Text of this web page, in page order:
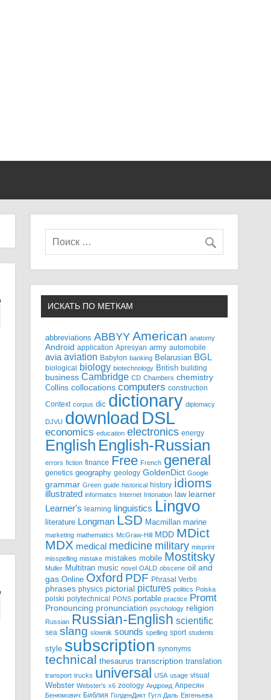
ИСКАТЬ ПО МЕТКАМ
abbreviations ABBYY American anatomy
Android application Apresyan army automobile
avia aviation Babylon banking Belarusian BGL
biological biology biotechnology British building
business Cambridge CD Chambers chemistry
Collins collocations computers construction
Context corpus dic dictionary diplomacy
DJVU download DSL
economics education electronics energy
English English-Russian
errors fiction finance Free French general
genetics geography geology GoldenDict Google
grammar Green guide historical history idioms
illustrated informatics Internet Intonation law learner
Learner's learning linguistics Lingvo
literature Longman LSD Macmillan marine
marketing mathematics McGraw-Hill MDD MDict
MDX medical medicine military misprint
misspelling mistake mistakes mobile Mostitsky
Muller Multitran music novel OALD obscene oil and
gas Online Oxford PDF Phrasal Verbs
phrases physics pictorial pictures politics Polska
polski polytechnical PONS portable practice Promt
Pronouncing pronunciation psychology religion
Russian Russian-English scientific
sea slang slownik sounds spelling sport students
style subscription synonyms
technical thesaurus transcription translation
transport trucks universal USA usage visual
Webster Webster's x6 zoology Андроид Апресян
Бенюмович Библия ГолденДикт Гугл Даль Евгеньева